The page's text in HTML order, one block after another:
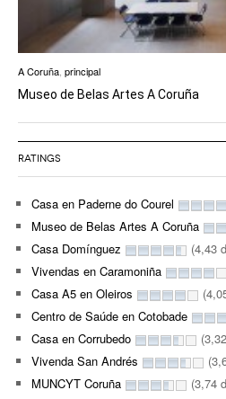
A Coruña, principal
Museo de Belas Artes A Coruña
RATINGS
Casa en Paderne do Courel
Museo de Belas Artes A Coruña
Casa Domínguez
(4,43
Vivendas en Caramoniña
Casa A5 en Oleiros
Centro de Saúde en Cotobade
Casa en Corrubedo
Vivenda San Andrés
MUNCYT Coruña
(3,74